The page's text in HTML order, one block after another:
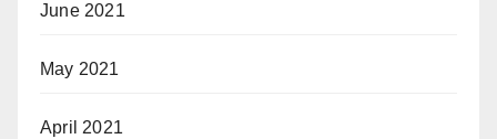
June 2021
May 2021
April 2021